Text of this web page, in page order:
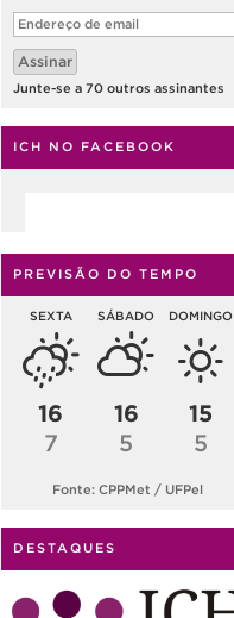
Endereço
de
email
Assinar
Junte-se a 70 outros assinantes
ICH NO FACEBOOK
PREVISÃO DO TEMPO
SEXTA
16
7
SÁBADO
16
5
DOMINGO
15
5
Fonte: CPPMet / UFPel
DESTAQUES